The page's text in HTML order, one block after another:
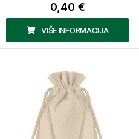
0,40 €
VIŠE INFORMACIJA